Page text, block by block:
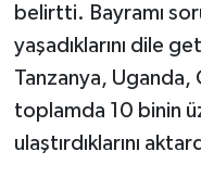
belirtti. Bayramı
yaşadıklarını dile
Tanzanya, Uganda,
toplamda 10 binin
ulaştırdıklarını